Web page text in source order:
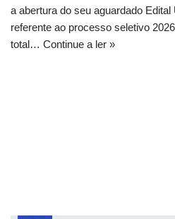
a abertura do seu aguardado
referente ao processo seletivo
total… Continue a ler »